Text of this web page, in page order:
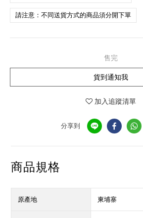
請注意：不同送貨方式的商品須分開下單
售完
貨到通知我
加入追蹤清單
分享到
商品規格
原產地 柬埔寨